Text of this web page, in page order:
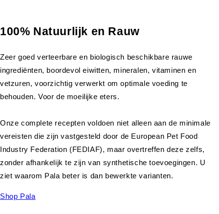
100% Natuurlijk en Rauw
Zeer goed verteerbare en biologisch beschikbare rauwe
ingrediënten, boordevol eiwitten, mineralen, vitaminen en
vetzuren, voorzichtig verwerkt om optimale voeding te
behouden. Voor de moeilijke eters.
Onze complete recepten voldoen niet alleen aan de minimale
vereisten die zijn vastgesteld door de European Pet Food
Industry Federation (FEDIAF), maar overtreffen deze zelfs,
zonder afhankelijk te zijn van synthetische toevoegingen. U
ziet waarom Pala beter is dan bewerkte varianten.
Shop Pala